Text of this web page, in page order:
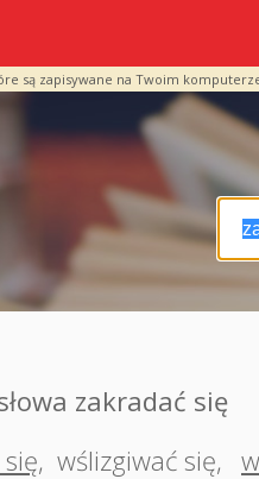
są zapisywane na Twoim
zakradać się
, wślizgiwać się,